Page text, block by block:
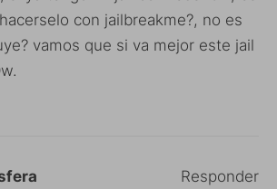
con jailbreakme?, no es
vamos que si va mejor este jail
Responder